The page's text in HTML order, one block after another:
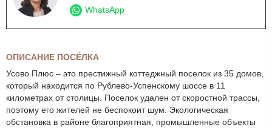
WhatsApp
ОПИСАНИЕ ПОСЁЛКА
Усово Плюс – это престижный коттеджный поселок из 35 домов,
который находится по Рублево-Успенскому шоссе в 11
километрах от столицы. Поселок удален от скоростной трассы,
поэтому его жителей не беспокоит шум. Экологическая
обстановка в районе благоприятная, промышленные объекты